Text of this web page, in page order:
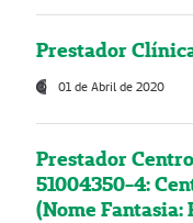
Prestador
01 de Abril de 2020
Prestador
51004350-4:
(Nome